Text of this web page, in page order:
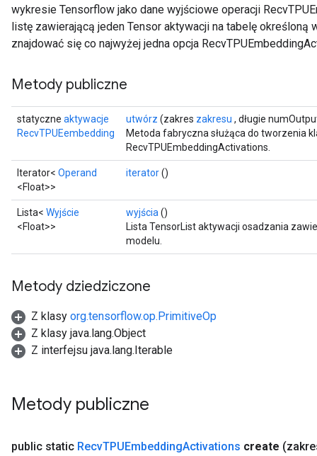
wykresie Tensorflow jako dane wyjściowe operacji
listę zawierającą jeden Tensor aktywacji na tabelę określoną
znajdować się co najwyżej jedna opcja
Metody publiczne
statyczne aktywacje
RecvTPUEembedding
utwórz (zakres zakresu , długie
Metoda fabryczna służąca do tworzenia
RecvTPUEmbeddingActivations.
Iterator< Operand
<Float>>
iterator()
Lista< Wyjście
<Float>>
wyjścia ()
Lista TensorList aktywacji osadzania
modelu.
Metody dziedziczone
Z klasy org.tensorflow.op.PrimitiveOp
Z klasy java.lang.Object
Z interfejsu java.lang.Iterable
Metody publiczne
public static RecvTPUEmbeddingActivations create